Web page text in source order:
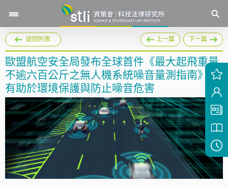
返回列表 上一篇 下一篇
歐盟航空安全局發布全球首件《最大起飛重量
不逾六百公斤之無人機系統噪音量測指南》，
有助於環境保護與防止噪音危害